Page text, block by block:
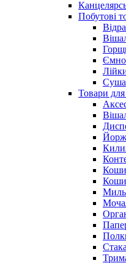
Побутові
Товари для